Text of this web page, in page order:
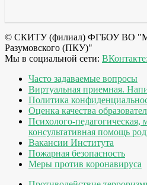
© СКИТУ (филиал) ФГБОУ ВО
Разумовского (ПКУ)"
Мы в социальной сети:
Часто задаваемые вопросы
Виртуальная приемная.
Политика
Оценка качества
Психолого-педагогическая,
консультативная помощь
Вакансии Института
Пожарная безопасность
Меры против коронавируса